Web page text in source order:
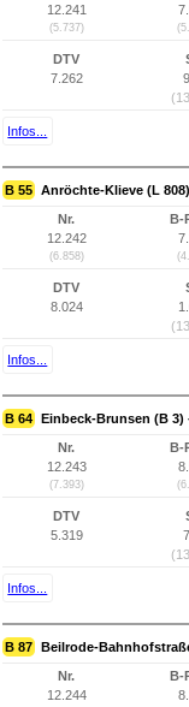
12.241
(5.737)
DTV
7.262
Infos...
B 55 Anröchte-Klieve (L
Nr.
12.242
(6.858)
B-
DTV
8.024
Infos...
B 64 Einbeck-Brunsen (B 3)
Nr.
12.243
(7.393)
B-
DTV
5.319
Infos...
B 87 Beilrode-
Nr.
12.244
B-